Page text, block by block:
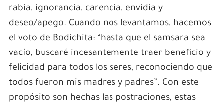
rabia, ignorancia, carencia, envidia y
deseo/apego. Cuando nos levantamos, hacemos
el voto de Bodichita: “hasta que el samsara sea
vacío, buscaré incesantemente traer beneficio y
felicidad para todos los seres, reconociendo que
todos fueron mis madres y padres”. Con este
propósito son hechas las postraciones, estas